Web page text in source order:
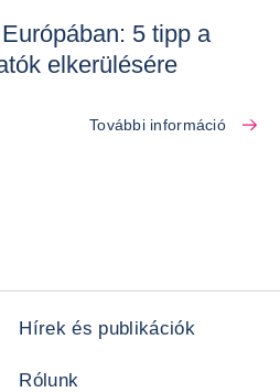
5 tipp a
elkerülésére
További információ
Hírek és publikációk
Rólunk